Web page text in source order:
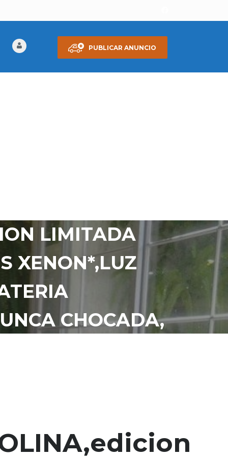
PUBLICAR ANUNCIO
LIMITADA
XENON*,LUZ
CHOCADA,